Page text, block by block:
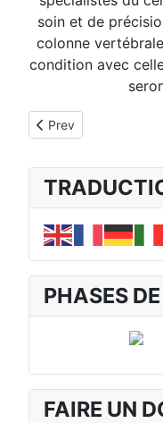
soin et de
colonne
condition avec
Previous article: Le
Prev
PHASES
FAIRE UN